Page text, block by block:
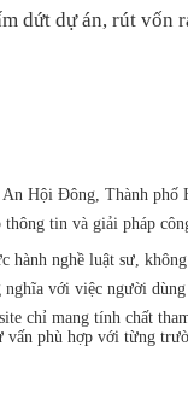
dứt dự án, rút vốn
Hội Đông, Thành phố
tin và giải pháp
nghề luật sư,
với việc người
chỉ mang tính chất
phù hợp với từng